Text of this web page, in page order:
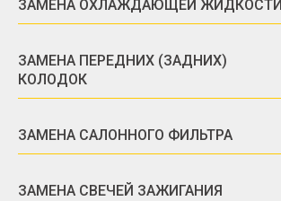
ЗАМЕНА ОХЛАЖДАЮЩЕЙ ЖИДКОСТИ
ЗАМЕНА ПЕРЕДНИХ (ЗАДНИХ)
КОЛОДОК
ЗАМЕНА САЛОННОГО ФИЛЬТРА
ЗАМЕНА СВЕЧЕЙ ЗАЖИГАНИЯ